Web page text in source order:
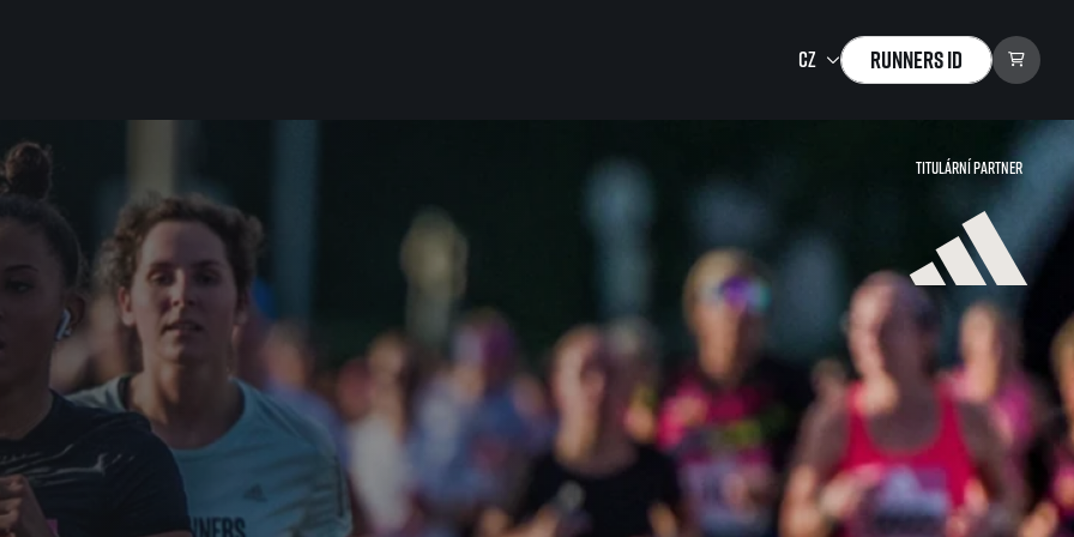
Runners ID
Pro závodníky
Pravidla a všeobecné informace
Vše k pojištění
Přeregistrace na jiného závodníka
Pověření k vyzvednutí čísla
Reklamace výsledků
Vaše Fotografie
Inspirace
Příběhy běžců
RunCzech Story
AIMS Race Calendar
Historie
Pro veřejnost
FAQ (Často kladené dotazy)
Oznámení fúze
Dárkové poukazy
Šablony k dárkovému poukazu ke
Running Mall
Vítejte v Running Mall
Individuální trénink
Skupinové tréninky
Firemní tréninky
Masáže
Titulární partner